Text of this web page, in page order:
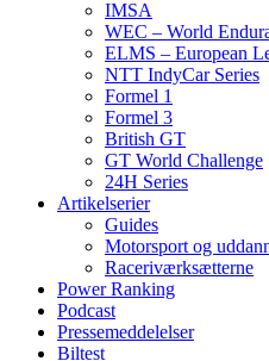
IMSA
WEC – World
ELMS – European
NTT IndyCar Series
Formel 1
Formel 3
British GT
GT World Challenge
24H Series
Artikelserier
Guides
Motorsport og
Raceriværksætterne
Power Ranking
Podcast
Pressemeddelelser
Biltest